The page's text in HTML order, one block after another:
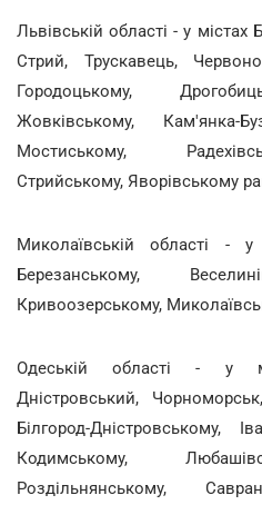
Львівській області - у
Стрий, Трускавець,
Городоцькому,
Жовківському, Кам'янка-
Мостиському,
Стрийському, Яворівському
Миколаївській області -
Березанському,
Кривоозерському,
Одеській області - у
Дністровський,
Білгород-Дністровському,
Кодимському,
Роздільнянському,